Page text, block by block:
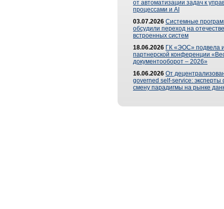
от автоматизации задач к
процессами и AI
03.07.2026 Системные
обсудили переход на
встроенных систем
18.06.2026 ГК «ЭОС» подвела
партнерской конференции
документооборот – 2026»
16.06.2026 От
governed self-service: эксперты
смену парадигмы на рынке